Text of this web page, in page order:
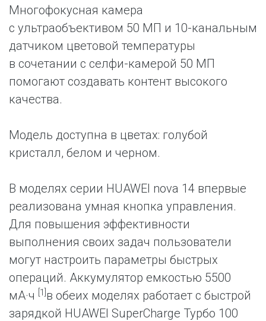
Многофокусная камера
с ультраобъективом 50 МП и 10-канальным
датчиком цветовой температуры
в сочетании с селфи-камерой 50 МП
помогают создавать контент высокого
качества.
Модель доступна в цветах: голубой
кристалл, белом и черном.
В моделях серии HUAWEI nova 14 впервые
реализована умная кнопка управления.
Для повышения эффективности
выполнения своих задач пользователи
могут настроить параметры быстрых
операций. Аккумулятор емкостью 5500
мА·ч
[1] в обеих моделях работает с быстрой
зарядкой HUAWEI SuperCharge Турбо 100